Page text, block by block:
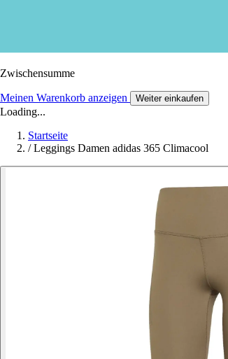
Zwischensumme
Meinen Warenkorb anzeigen Weiter einkaufen
Loading...
Startseite
/ Leggings Damen adidas 365 Climacool